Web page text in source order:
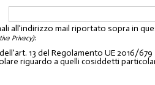
all'indirizzo mail riportato sopra in
Privacy):
13 del Regolamento UE 2016/
riguardo a quelli cosiddetti